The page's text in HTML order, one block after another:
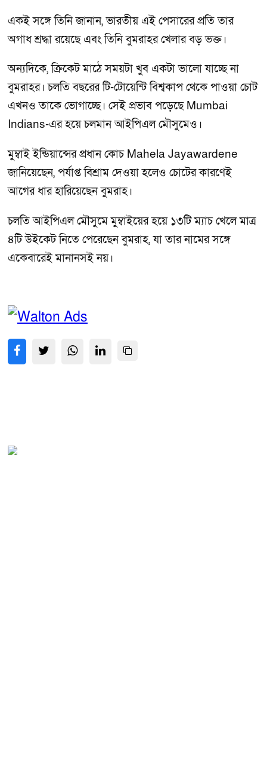
একই সঙ্গে তিনি জানান, ভারতীয় এই পেসারের প্রতি তার
অগাধ শ্রদ্ধা রয়েছে এবং তিনি বুমরাহর খেলার বড় ভক্ত।
অন্যদিকে, ক্রিকেট মাঠে সময়টা খুব একটা ভালো যাচ্ছে না
বুমরাহর। চলতি বছরের টি-টোয়েন্টি বিশ্বকাপ থেকে পাওয়া চোট
এখনও তাকে ভোগাচ্ছে। সেই প্রভাব পড়েছে Mumbai
Indians-এর হয়ে চলমান আইপিএল মৌসুমেও।
মুম্বাই ইন্ডিয়ান্সের প্রধান কোচ Mahela Jayawardene
জানিয়েছেন, পর্যাপ্ত বিশ্রাম দেওয়া হলেও চোটের কারণেই
আগের ধার হারিয়েছেন বুমরাহ।
চলতি আইপিএল মৌসুমে মুম্বাইয়ের হয়ে ১৩টি ম্যাচ খেলে মাত্র
৪টি উইকেট নিতে পেরেছেন বুমরাহ, যা তার নামের সঙ্গে
একেবারেই মানানসই নয়।